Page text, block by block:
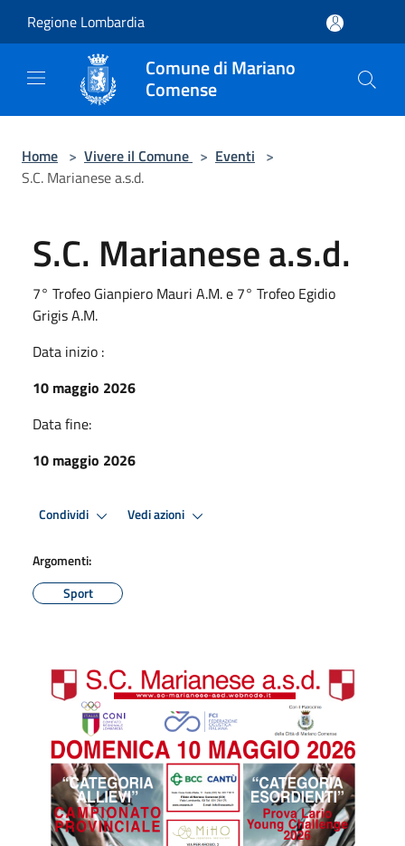
Regione Lombardia
Comune di Mariano
Comense
Home > Vivere il Comune > Eventi >
S.C. Marianese a.s.d.
S.C. Marianese a.s.d.
7° Trofeo Gianpiero Mauri A.M. e 7° Trofeo Egidio
Grigis A.M.
Data inizio :
10 maggio 2026
Data fine:
10 maggio 2026
Condividi Vedi azioni
Argomenti:
Sport